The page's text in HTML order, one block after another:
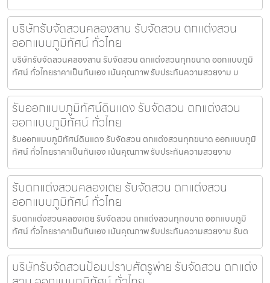
บริษัทรับจัดสวนคลองสาน รับจัดสวน ตกแต่งสวน
ออกแบบภูมิทัศน์ ทั่วไทย
บริษัทรับจัดสวนคลองสาน รับจัดสวน ตกแต่งสวนทุกขนาด ออกแบบภูมิ
ทัศน์ ทั่วไทยราคาเป็นกันเอง เน้นคุณภาพ รับประกันความสวยงาม บ
รับออกแบบภูมิทัศน์ดินแดง รับจัดสวน ตกแต่งสวน
ออกแบบภูมิทัศน์ ทั่วไทย
รับออกแบบภูมิทัศน์ดินแดง รับจัดสวน ตกแต่งสวนทุกขนาด ออกแบบภูมิ
ทัศน์ ทั่วไทยราคาเป็นกันเอง เน้นคุณภาพ รับประกันความสวยงาม
รับตกแต่งสวนคลองเตย รับจัดสวน ตกแต่งสวน
ออกแบบภูมิทัศน์ ทั่วไทย
รับตกแต่งสวนคลองเตย รับจัดสวน ตกแต่งสวนทุกขนาด ออกแบบภูมิ
ทัศน์ ทั่วไทยราคาเป็นกันเอง เน้นคุณภาพ รับประกันความสวยงาม รับต
บริษัทรับจัดสวนป้อมปราบศัตรูพ่าย รับจัดสวน ตกแต่ง